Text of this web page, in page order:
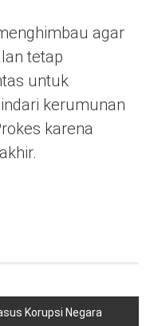
agar
tetap
untuk
kerumunan
karena
Korupsi Negara